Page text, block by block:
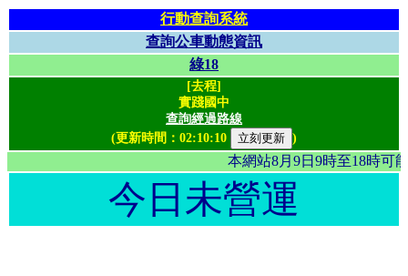
行動查詢系統
查詢公車動態資訊
綠18
[去程]
實踐國中
查詢經過路線
(更新時間： 02:10:10 )
本網站8月9日9時至18
今日未營運